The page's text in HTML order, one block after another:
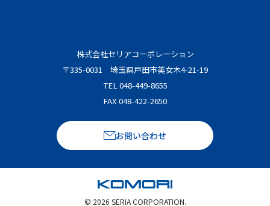
株式会社セリアコーポレーション
〒335-0031 埼玉県戸田市美女木4-21-19
TEL 048-449-8655
FAX 048-422-2650
お問い合わせ
© 2026 SERIA CORPORATION.